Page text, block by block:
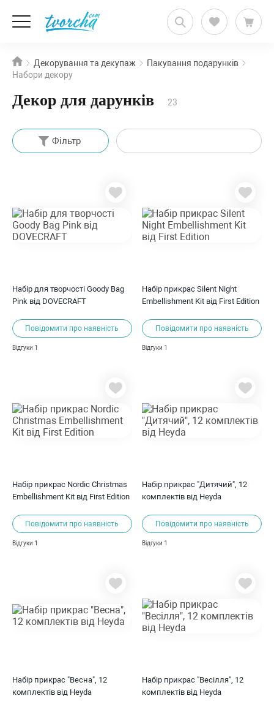
Декорування та декупаж
Пакування подарунків
Набори декору
Декор для дарунків 23
Фільтр
Набір для творчості Goody Bag
Pink від DOVECRAFT
Повідомити про наявність
Відгуки 1
Набір прикрас Silent Night
Embellishment Kit від First Edition
Повідомити про наявність
Відгуки 1
Набір прикрас Nordic Christmas
Embellishment Kit від First Edition
Повідомити про наявність
Відгуки 1
Набір прикрас "Дитячий", 12
комплектів від Heyda
Повідомити про наявність
Відгуки 1
Набір прикрас "Весна", 12
комплектів від Heyda
Набір прикрас "Весілля", 12
комплектів від Heyda